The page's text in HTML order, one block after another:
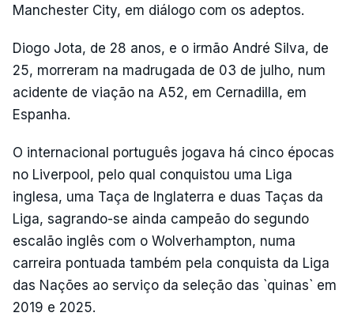
Manchester City, em diálogo com os adeptos.
Diogo Jota, de 28 anos, e o irmão André Silva, de
25, morreram na madrugada de 03 de julho, num
acidente de viação na A52, em Cernadilla, em
Espanha.
O internacional português jogava há cinco épocas
no Liverpool, pelo qual conquistou uma Liga
inglesa, uma Taça de Inglaterra e duas Taças da
Liga, sagrando-se ainda campeão do segundo
escalão inglês com o Wolverhampton, numa
carreira pontuada também pela conquista da Liga
das Nações ao serviço da seleção das `quinas` em
2019 e 2025.